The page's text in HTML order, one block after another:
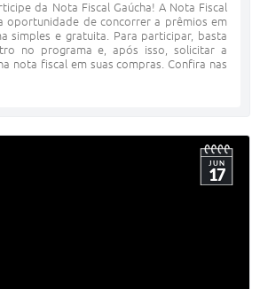
da Nota Fiscal Gaúcha! A Nota Fiscal
oportunidade de concorrer a prêmios em
simples e gratuita. Para participar, basta
no programa e, após isso, solicitar a
nota fiscal em suas compras. Confira nas
JUN
17